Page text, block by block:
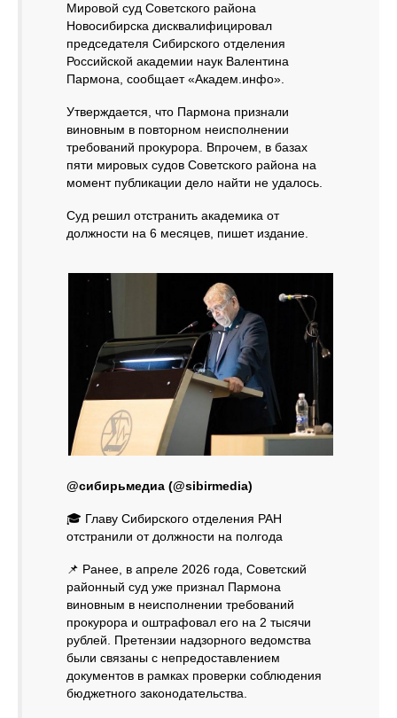
Мировой суд Советского района
Новосибирска дисквалифицировал
председателя Сибирского отделения
Российской академии наук Валентина
Пармона, сообщает «Академ.инфо».
Утверждается, что Пармона признали
виновным в повторном неисполнении
требований прокурора. Впрочем, в базах
пяти мировых судов Советского района на
момент публикации дело найти не удалось.
Суд решил отстранить академика от
должности на 6 месяцев, пишет издание.
@сибирьмедиа (@sibirmedia)
🎓 Главу Сибирского отделения РАН
отстранили от должности на полгода
📌 Ранее, в апреле 2026 года, Советский
районный суд уже признал Пармона
виновным в неисполнении требований
прокурора и оштрафовал его на 2 тысячи
рублей. Претензии надзорного ведомства
были связаны с непредоставлением
документов в рамках проверки соблюдения
бюджетного законодательства.